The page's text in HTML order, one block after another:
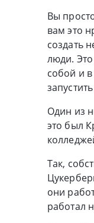
Вы
вам это
создать
люди.
собой и в
Один из
это был
Так,
они
работал